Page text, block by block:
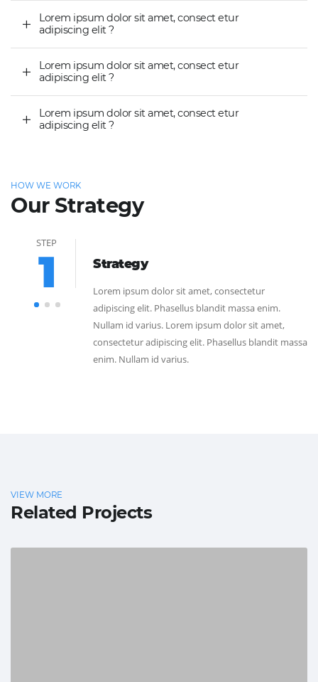
Lorem ipsum dolor sit amet, consect etur
adipiscing elit ?
Lorem ipsum dolor sit amet, consect etur
adipiscing elit ?
Lorem ipsum dolor sit amet, consect etur
adipiscing elit ?
HOW WE WORK
Our Strategy
STEP
1 Strategy
Lorem ipsum dolor sit amet, consectetur
adipiscing elit. Phasellus blandit massa enim.
Nullam id varius. Lorem ipsum dolor sit amet,
consectetur adipiscing elit. Phasellus blandit massa
enim. Nullam id varius.
VIEW MORE
Related Projects